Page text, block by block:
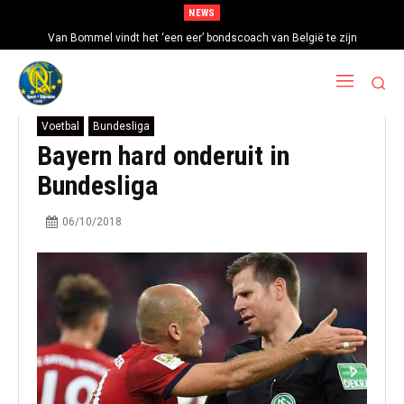
NEWS
Van Bommel vindt het ‘een eer’ bondscoach van België te zijn
Voetbal Bundesliga
Bayern hard onderuit in
Bundesliga
06/10/2018